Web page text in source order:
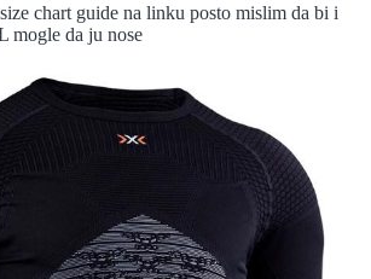
chart guide na linku posto mislim da bi i
mogle da ju nose